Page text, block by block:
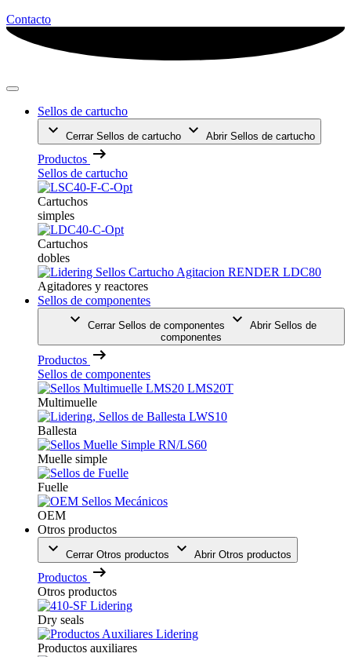
Contacto
Sellos de cartucho
Cerrar Sellos de cartucho Abrir Sellos de cartucho
Productos
Sellos de cartucho
Cartuchos
simples
Cartuchos
dobles
Agitadores y reactores
Sellos de componentes
Cerrar Sellos de componentes
Abrir Sellos de
componentes
Productos
Sellos de componentes
Multimuelle
Ballesta
Muelle simple
Fuelle
OEM
Otros productos
Cerrar Otros productos Abrir Otros productos
Productos
Otros productos
Dry seals
Productos auxiliares